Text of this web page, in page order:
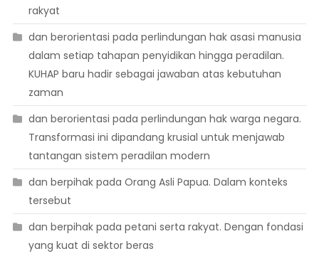
rakyat
dan berorientasi pada perlindungan hak asasi manusia
dalam setiap tahapan penyidikan hingga peradilan.
KUHAP baru hadir sebagai jawaban atas kebutuhan
zaman
dan berorientasi pada perlindungan hak warga negara.
Transformasi ini dipandang krusial untuk menjawab
tantangan sistem peradilan modern
dan berpihak pada Orang Asli Papua. Dalam konteks
tersebut
dan berpihak pada petani serta rakyat. Dengan fondasi
yang kuat di sektor beras